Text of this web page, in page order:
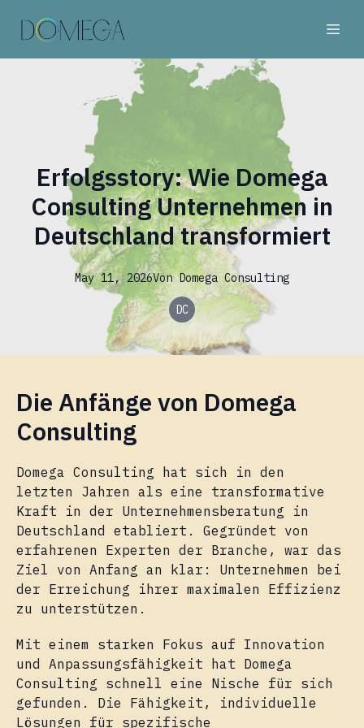
Erfolgsstory: Wie Domega
Consulting Unternehmen in
Deutschland transformiert
May 11, 2026Von Domega Consulting
DC
Die Anfänge von Domega
Consulting
Domega Consulting hat sich in den
letzten Jahren als eine transformative
Kraft in der Unternehmensberatung in
Deutschland etabliert. Gegründet von
erfahrenen Experten der Branche, war das
Ziel von Anfang an klar: Unternehmen bei
der Erreichung ihrer maximalen Effizienz
zu unterstützen.
Mit einem starken Fokus auf Innovation
und Anpassungsfähigkeit hat Domega
Consulting schnell eine Nische für sich
gefunden. Die Fähigkeit, individuelle
Lösungen für spezifische